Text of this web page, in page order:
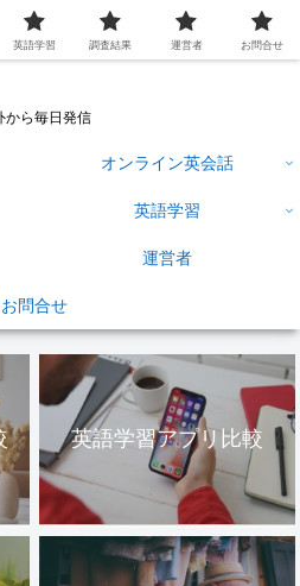
習ひろば
から毎日発信
オンライン英会話
英語学習
運営者
お問合せ
英語学習アプリ比較
英語学習 調査結果 運営者 お問合せ